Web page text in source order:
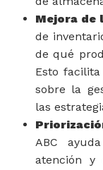
Mejora de
de
de qué
Esto
sobre la
las
ABC
atención y